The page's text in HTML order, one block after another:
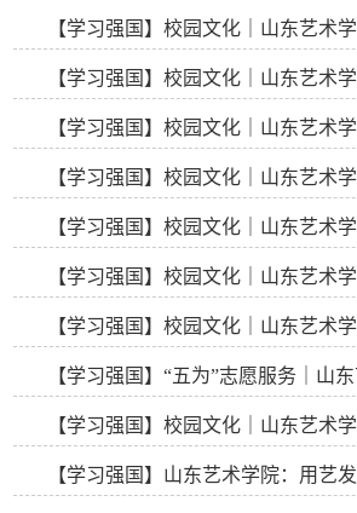
【学习强国】校园文化｜山东艺术
【学习强国】校园文化｜山东艺术
【学习强国】校园文化｜山东艺术
家门口
【学习强国】校园文化｜山东艺
展”
【学习强国】校园文化｜山东艺术
博览会
【学习强国】校园文化｜山东艺术
【学习强国】校园文化｜山东艺术
【学习强国】“五为”志愿服务｜山
【学习强国】校园文化｜山东艺术
【学习强国】山东艺术学院：用艺